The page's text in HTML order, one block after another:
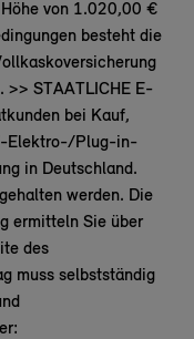
von 1.020,00 €
besteht die
STAATLICHE E-
bei Kauf,
Elektro-/Plug-in-
in Deutschland.
werden. Die
ermitteln Sie über
des
muss selbstständig